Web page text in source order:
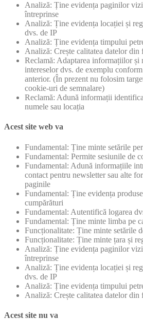
Analiză: Ține evidența paginilor
întreprinse
Analiză: Ține evidența locației și
dvs. de IP
Analiză: Ține evidența timpului
Analiză: Crește calitatea datelor din
Reclamă: Adaptarea informațiilor și
intereselor dvs. de exemplu
anterior. (În prezent nu folosim
cookie-uri de semnalare)
Reclamă: Adună informații
numele sau locația
Acest site web va
Fundamental: Ține minte setările
Fundamental: Permite sesiunile de
Fundamental: Adună informațiile
contact pentru newsletter sau alte
paginile
Fundamental: Ține evidența
cumpărături
Fundamental: Autentifică logarea
Fundamental: Ține minte limba pe
Funcționalitate: Ține minte setările
Funcționalitate: Ține minte țara și
Analiză: Ține evidența paginilor
întreprinse
Analiză: Ține evidența locației și
dvs. de IP
Analiză: Ține evidența timpului
Analiză: Crește calitatea datelor din
Acest site nu va